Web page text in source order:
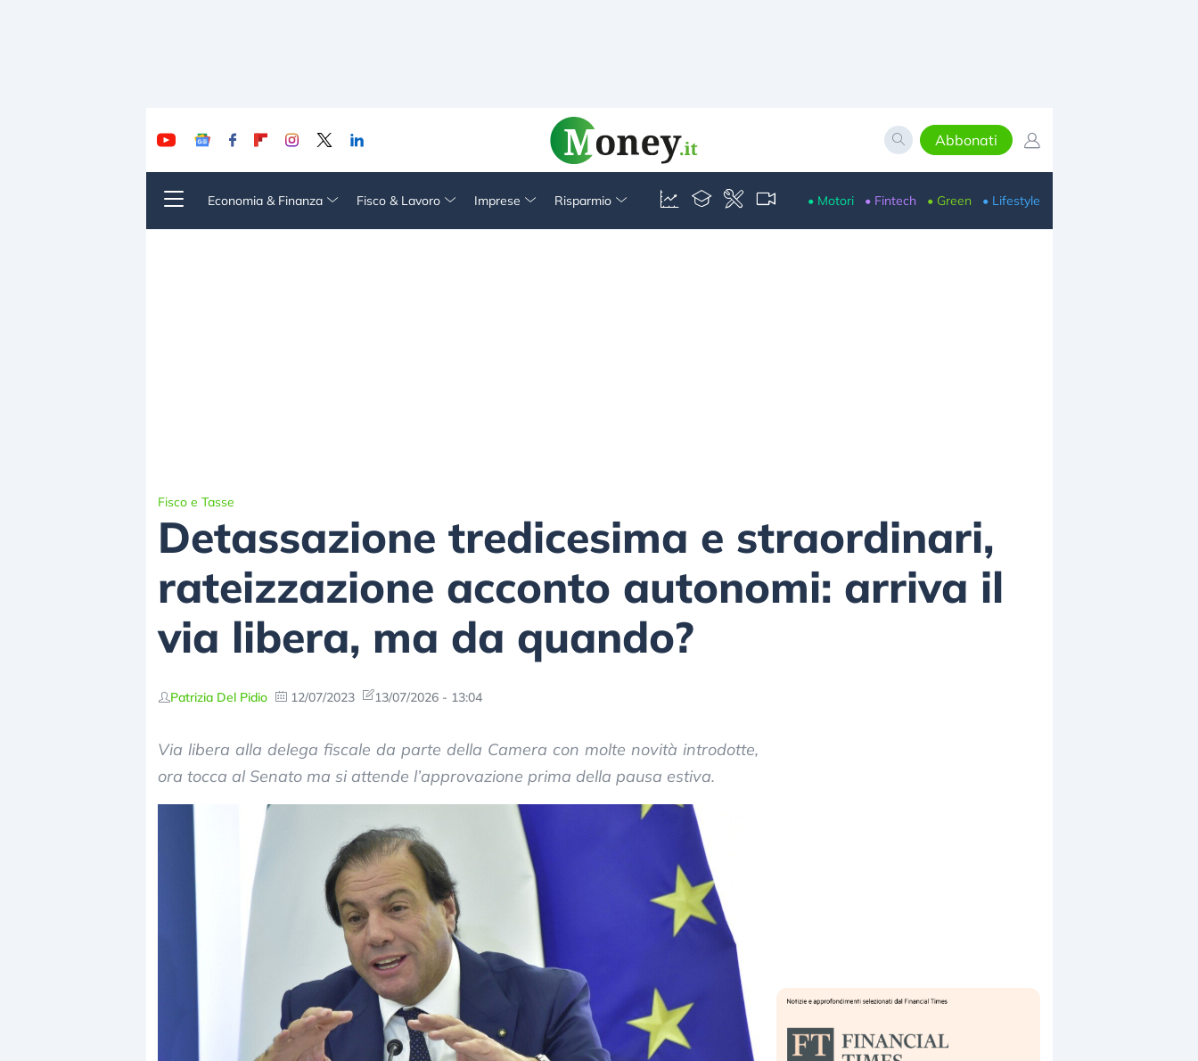
Abbonati
Economia & Finanza Fisco & Lavoro Imprese Risparmio • Motori • Fintech • Green • Lifestyle
Fisco e Tasse
Detassazione tredicesima e straordinari,
rateizzazione acconto autonomi: arriva il
via libera, ma da quando?
Patrizia Del Pidio 12/07/2023 13/07/2026 - 13:04
Via libera alla delega fiscale da parte della Camera con molte novità introdotte,
ora tocca al Senato ma si attende l’approvazione prima della pausa estiva.